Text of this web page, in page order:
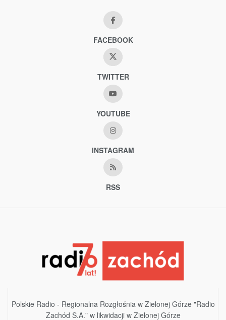
FACEBOOK
TWITTER
YOUTUBE
INSTAGRAM
RSS
Polskie Radio - Regionalna Rozgłośnia w Zielonej Górze "Radio
Zachód S.A." w likwidacji w Zielonej Górze